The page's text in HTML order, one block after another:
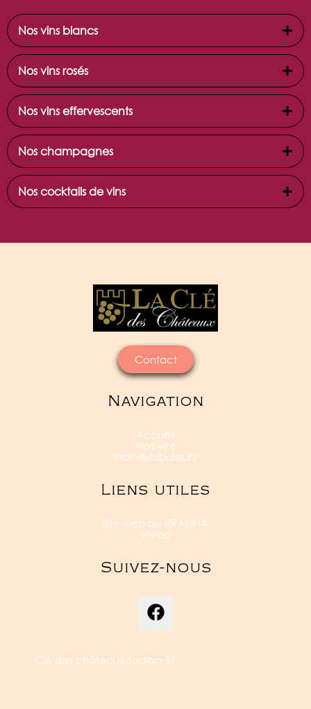
Nos vins blancs
Nos vins rosés
Nos vins effervescents
Nos champagnes
Nos cocktails de vins
Contact
Navigation
Accueil
Nos vins
Nos distributeurs
Liens utiles
Site web de BRAKINA
Vivino
Suivez-nous
Clé des châteaux Sodibo-BF